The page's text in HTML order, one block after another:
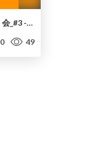
20190302_JAWS-UG鹿児島もくもく会_#3 - 進行
0 49